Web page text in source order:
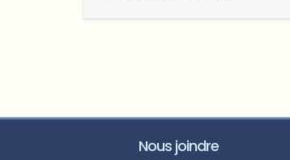
Nous joindre